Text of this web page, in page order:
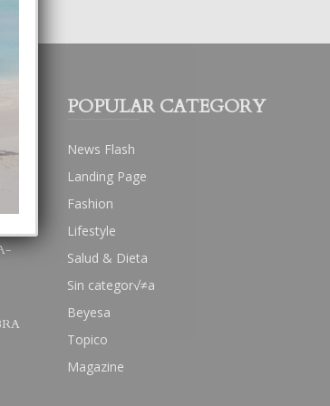
POPULAR CATEGORY
News Flash
Landing Page
Fashion
Lifestyle
Salud & Dieta
Sin categor√≠a
Beyesa
Topico
Magazine